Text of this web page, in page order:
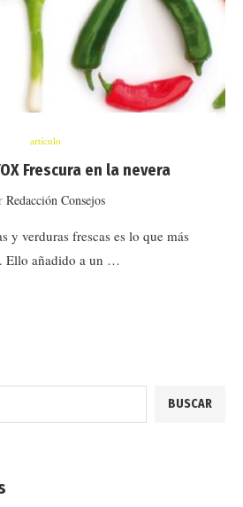
artículo
Frescura en la nevera
Redacción Consejos
y verduras frescas es lo que más
Ello añadido a un …
BUSCAR